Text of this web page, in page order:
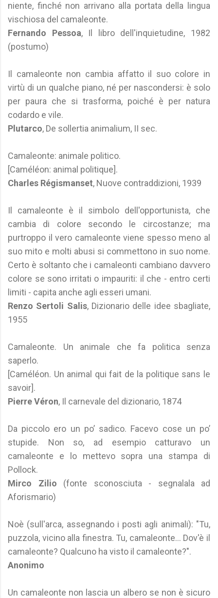
niente, finché non arrivano alla portata della lingua
vischiosa del camaleonte.
Fernando Pessoa, Il libro dell'inquietudine, 1982
(postumo)
Il camaleonte non cambia affatto il suo colore in
virtù di un qualche piano, né per nascondersi: è solo
per paura che si trasforma, poiché è per natura
codardo e vile.
Plutarco, De sollertia animalium, II sec.
Camaleonte: animale politico.
[Caméléon: animal politique].
Charles Régismanset, Nuove contraddizioni, 1939
Il camaleonte è il simbolo dell'opportunista, che
cambia di colore secondo le circostanze; ma
purtroppo il vero camaleonte viene spesso meno al
suo mito e molti abusi si commettono in suo nome.
Certo è soltanto che i camaleonti cambiano davvero
colore se sono irritati o impauriti: il che - entro certi
limiti - capita anche agli esseri umani.
Renzo Sertoli Salis, Dizionario delle idee sbagliate,
1955
Camaleonte. Un animale che fa politica senza
saperlo.
[Caméléon. Un animal qui fait de la politique sans le
savoir].
Pierre Véron, Il carnevale del dizionario, 1874
Da piccolo ero un po’ sadico. Facevo cose un po’
stupide. Non so, ad esempio catturavo un
camaleonte e lo mettevo sopra una stampa di
Pollock.
Mirco Zilio (fonte sconosciuta - segnalala ad
Aforismario)
Noè (sull'arca, assegnando i posti agli animali): "Tu,
puzzola, vicino alla finestra. Tu, camaleonte… Dov'è il
camaleonte? Qualcuno ha visto il camaleonte?".
Anonimo
Un camaleonte non lascia un albero se non è sicuro